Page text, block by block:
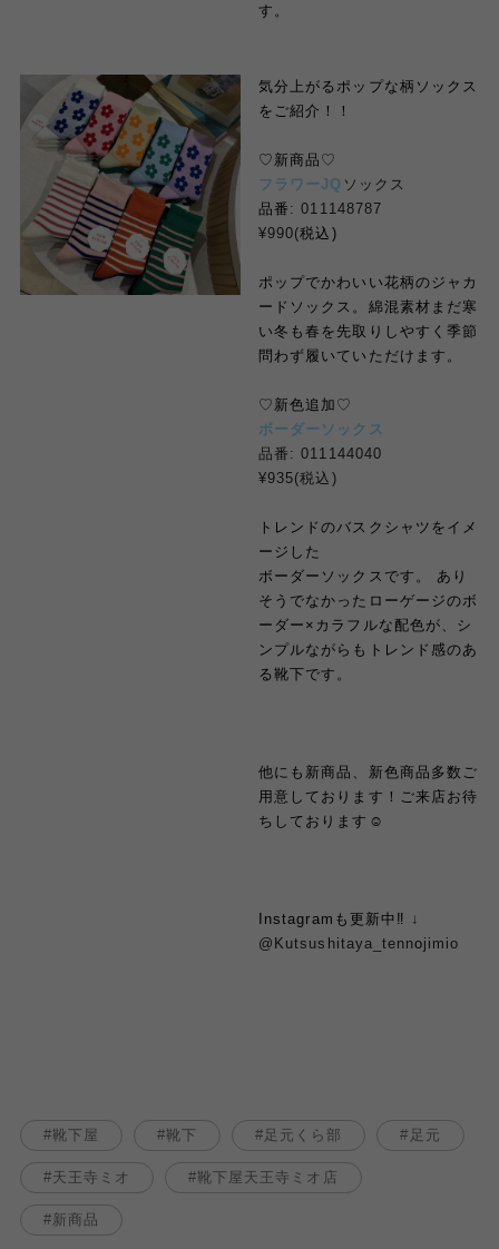
す。
気分上がるポップな柄ソックス
を ご紹介！！
♡ 新商品 ♡
フラワー JQ ソックス
品番 : 011148787
¥990(税込 )
ポップでかわいい花柄のジャカ
ードソックス。綿混素材まだ寒
い冬も春を先取りしやすく季節
問わず履いていただけます。
♡ 新色追加 ♡
ボーダーソックス
品番: 011144040
¥935(税込)
トレンドのバスクシャツをイメ
ージした
ボーダーソックスです。
あり
そうでなかったローゲージのボ
ーダー × カラフルな配色が、シ
ンプルながらもトレンド感のあ
る靴下です。
他にも新商品、新色商品多数ご
用意しております！ご来店お待
ちしております ☺︎
Instagram も更新中 ‼︎ ↓
@Kutsushitaya_tennojimio
靴下屋 靴下 足元くら部 足元
天王寺ミオ 靴下屋天王寺ミオ店
新商品